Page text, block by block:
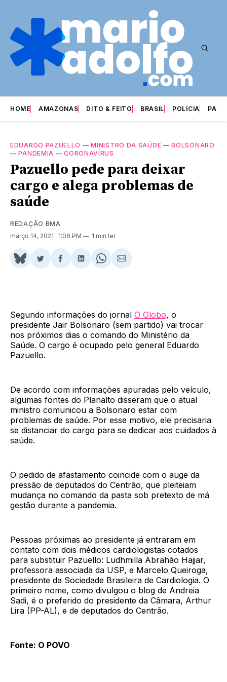
HOME AMAZONAS DITO & FEITO BRASIL POLÍCIA
EDUARDO PAZUELLO —MINISTRO DA SAÚDE —BOLSONARO
—PANDEMIA —CORONAVÍRUS
Pazuello pede para deixar
cargo e alega problemas de
saúde
REDAÇÃO BMA
março 14, 2021 . 1:06 PM 1 min ler
Share
BlueSky
Compartilhar
Twitter
Compartilhar
Facebook
Compartilhar
LinkedIn
Share
WhatsApp
Compartilhar
Email
Segundo informações do jornal O Globo, o
presidente Jair Bolsonaro (sem partido) vai trocar
nos próximos dias o comando do Ministério da
Saúde. O cargo é ocupado pelo general Eduardo
Pazuello.
De acordo com informações apuradas pelo veículo,
algumas fontes do Planalto disseram que o atual
ministro comunicou a Bolsonaro estar com
problemas de saúde. Por esse motivo, ele precisaria
se distanciar do cargo para se dedicar aos cuidados à
saúde.
O pedido de afastamento coincide com o auge da
pressão de deputados do Centrão, que pleiteiam
mudança no comando da pasta sob pretexto de má
gestão durante a pandemia.
Pessoas próximas ao presidente já entraram em
contato com dois médicos cardiologistas cotados
para substituir Pazuello: Ludhmilla Abrahão Hajjar,
professora associada da USP, e Marcelo Queiroga,
presidente da Sociedade Brasileira de Cardiologia. O
primeiro nome, como divulgou o blog de Andreia
Sadi, é o preferido do presidente da Câmara, Arthur
Lira (PP-AL), e de deputados do Centrão.
Fonte: O POVO